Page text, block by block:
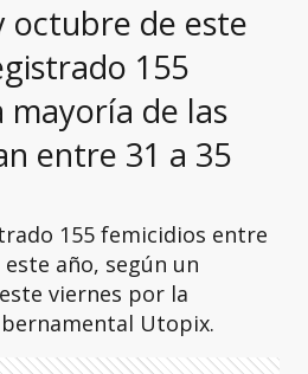
octubre de este
155
mayoría de las
entre 31 a 35
155 femicidios entre
año, según un
viernes por la
Utopix.